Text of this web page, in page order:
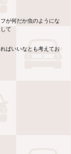
が何だか虫のようにな
て
ばいいなとも考えてお